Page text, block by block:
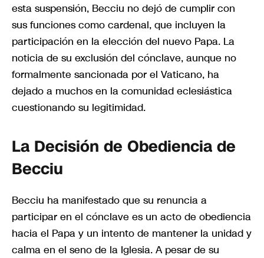
esta suspensión, Becciu no dejó de cumplir con
sus funciones como cardenal, que incluyen la
participación en la elección del nuevo Papa. La
noticia de su exclusión del cónclave, aunque no
formalmente sancionada por el Vaticano, ha
dejado a muchos en la comunidad eclesiástica
cuestionando su legitimidad.
La Decisión de Obediencia de
Becciu
Becciu ha manifestado que su renuncia a
participar en el cónclave es un acto de obediencia
hacia el Papa y un intento de mantener la unidad y
calma en el seno de la Iglesia. A pesar de su